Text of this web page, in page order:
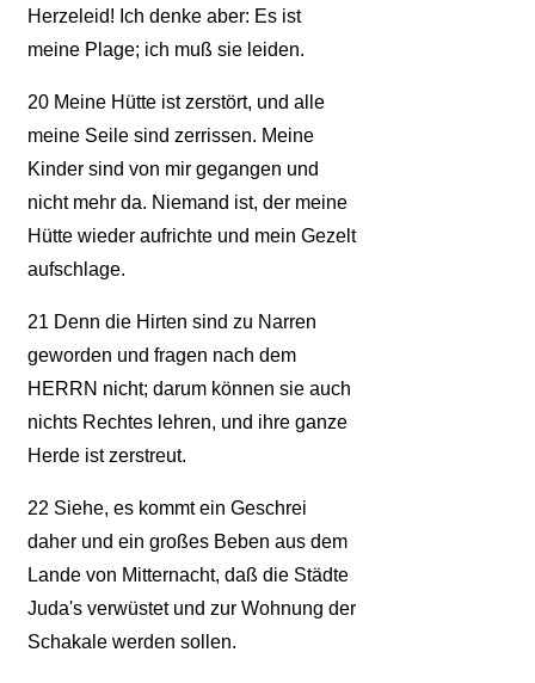
Herzeleid! Ich denke aber: Es ist
meine Plage; ich muß sie leiden.
20Meine Hütte ist zerstört, und alle
meine Seile sind zerrissen. Meine
Kinder sind von mir gegangen und
nicht mehr da. Niemand ist, der meine
Hütte wieder aufrichte und mein Gezelt
aufschlage.
21 Denn die Hirten sind zu Narren
geworden und fragen nach dem
HERRN nicht; darum können sie auch
nichts Rechtes lehren, und ihre ganze
Herde ist zerstreut.
22 Siehe, es kommt ein Geschrei
daher und ein großes Beben aus dem
Lande von Mitternacht, daß die Städte
Juda's verwüstet und zur Wohnung der
Schakale werden sollen.